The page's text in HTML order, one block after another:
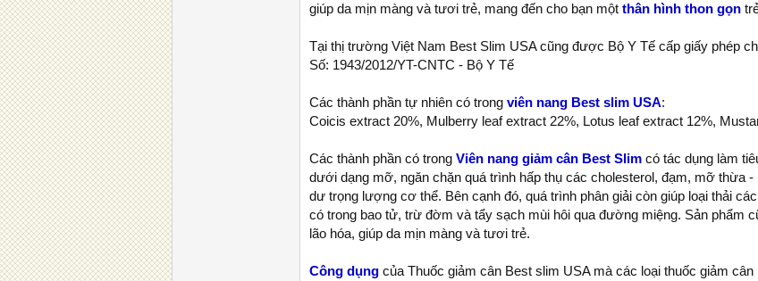
giúp da mịn màng và tươi trẻ, mang đến cho bạn một thân hình thon gọn
Tại thị trường Việt Nam Best Slim USA cũng được Bộ Y Tế cấp giấy phép
Số: 1943/2012/YT-CNTC - Bộ Y Tế
Các thành phần tự nhiên có trong viên nang Best slim USA:
Coicis extract 20%, Mulberry leaf extract 22%, Lotus leaf extract 12%,
Các thành phần có trong Viên nang giảm cân Best Slim có tác dụng làm
dưới dạng mỡ, ngăn chặn quá trình hấp thụ các cholesterol, đạm, mỡ thừa
dư trọng lượng cơ thể. Bên cạnh đó, quá trình phân giải còn giúp loại thải
có trong bao tử, trừ đờm và tẩy sạch mùi hôi qua đường miệng. Sản phẩm
lão hóa, giúp da mịn màng và tươi trẻ.
Công dụng của Thuốc giảm cân Best slim USA mà các loại thuốc giảm cân